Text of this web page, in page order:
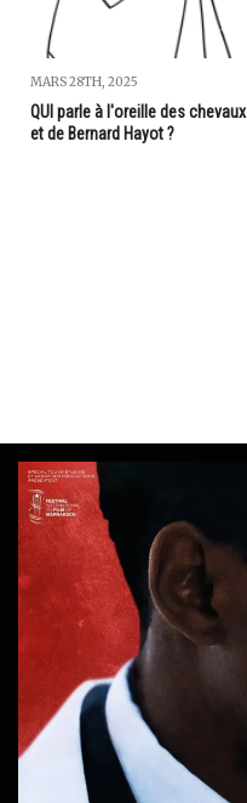
MARS 28TH, 2025
QUI parle à l'oreille des chevaux
et de Bernard Hayot ?